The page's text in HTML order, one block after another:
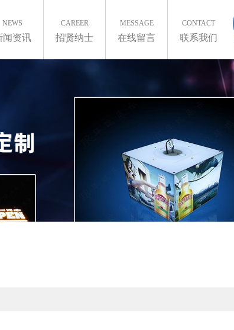
NEWS
闻资讯
CAREER
招贤纳士
MESSAGE
在线留言
CONTACT
联系我们